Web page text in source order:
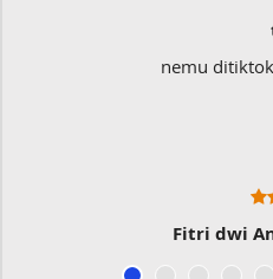
nemu ditiktokk,
Fitri dwi Antari